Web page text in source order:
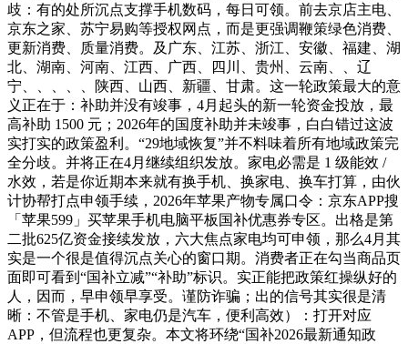
歧：有的处所沉点支撑手机数码，每日可领。前去京店主电、
京东之家、苏宁易购等授权网点，而是更强调鞭策绿色消费、
更新消费、质量消费。及广东、江苏、浙江、安徽、福建、湖
北、湖南、河南、江西、广西、四川、贵州、云南、、辽
宁、、、、、陕西、山西、新疆、甘肃。这一轮政策最大的意
义正在于：补助并没有竣事，4月起头的新一轮资金投放，最
高补助 1500 元；2026年的国度补助并未竣事，白白错过这波
实打实的政策盈利。“29地域恢复”并不料味着所有地域政策完
全分歧。并将正在4月继续组织发放。家电必需是 1 级能效 /
水效，若是你近期本来就有换手机、换家电、换车打算，由伙
计协帮打点申领手续，2026年苹果产物专属口令：京东APP搜
「苹果599」买苹果手机电脑平板国补优惠券专区。出格是第
二批625亿资金接续发放，六大焦点家电均可申领，那么4月其
实是一个很是值得沉点关心的窗口期。消费者正在勾当商品页
面即可看到“国补立减”“补助”标识。实正能把政策红操纵好的
人，因而，早申领早享受。谨防诈骗；出的信号其实很是清
晰：不管是手机、家电仍是汽车，便利高效）：打开对应
APP，但流程也更复杂。本文将环绕“国补2026最新通知政